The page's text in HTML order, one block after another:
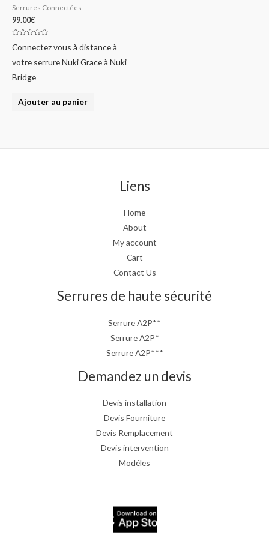
Serrures Connectées
99.00€
0
5
Connectez vous à distance à
votre serrure Nuki Grace à Nuki
Bridge
Ajouter au panier
Liens
Home
About
My account
Cart
Contact Us
Serrures de haute sécurité
Serrure A2P**
Serrure A2P*
Serrure A2P***
Demandez un devis
Devis installation
Devis Fourniture
Devis Remplacement
Devis intervention
Modéles